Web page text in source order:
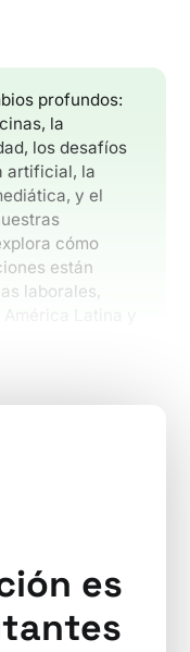
profundos:
la
los desafíos
artificial, la
y el
cómo
están
laborales,
es